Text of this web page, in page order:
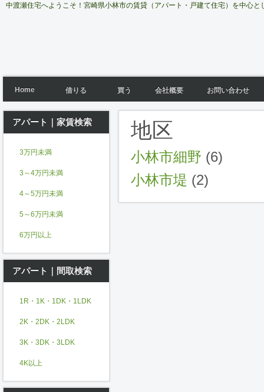
中渡瀬住宅へようこそ！宮崎県小林市の賃貸（アパート・戸建て住宅）を中心
Home 借りる 買う 会社概要 お問い合わせ
地区
小林市細野 (6)
小林市堤 (2)
アパート｜家賃検索
3万円未満
3～4万円未満
4～5万円未満
5～6万円未満
6万円以上
アパート｜間取検索
1R・1K・1DK・1LDK
2K・2DK・2LDK
3K・3DK・3LDK
4K以上